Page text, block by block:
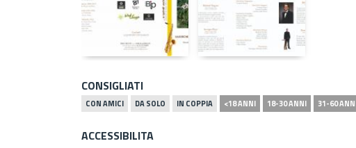
CONSIGLIATI
CON AMICI DA SOLO IN COPPIA <18 ANNI 18-30 ANNI 31-60
ACCESSIBILITA